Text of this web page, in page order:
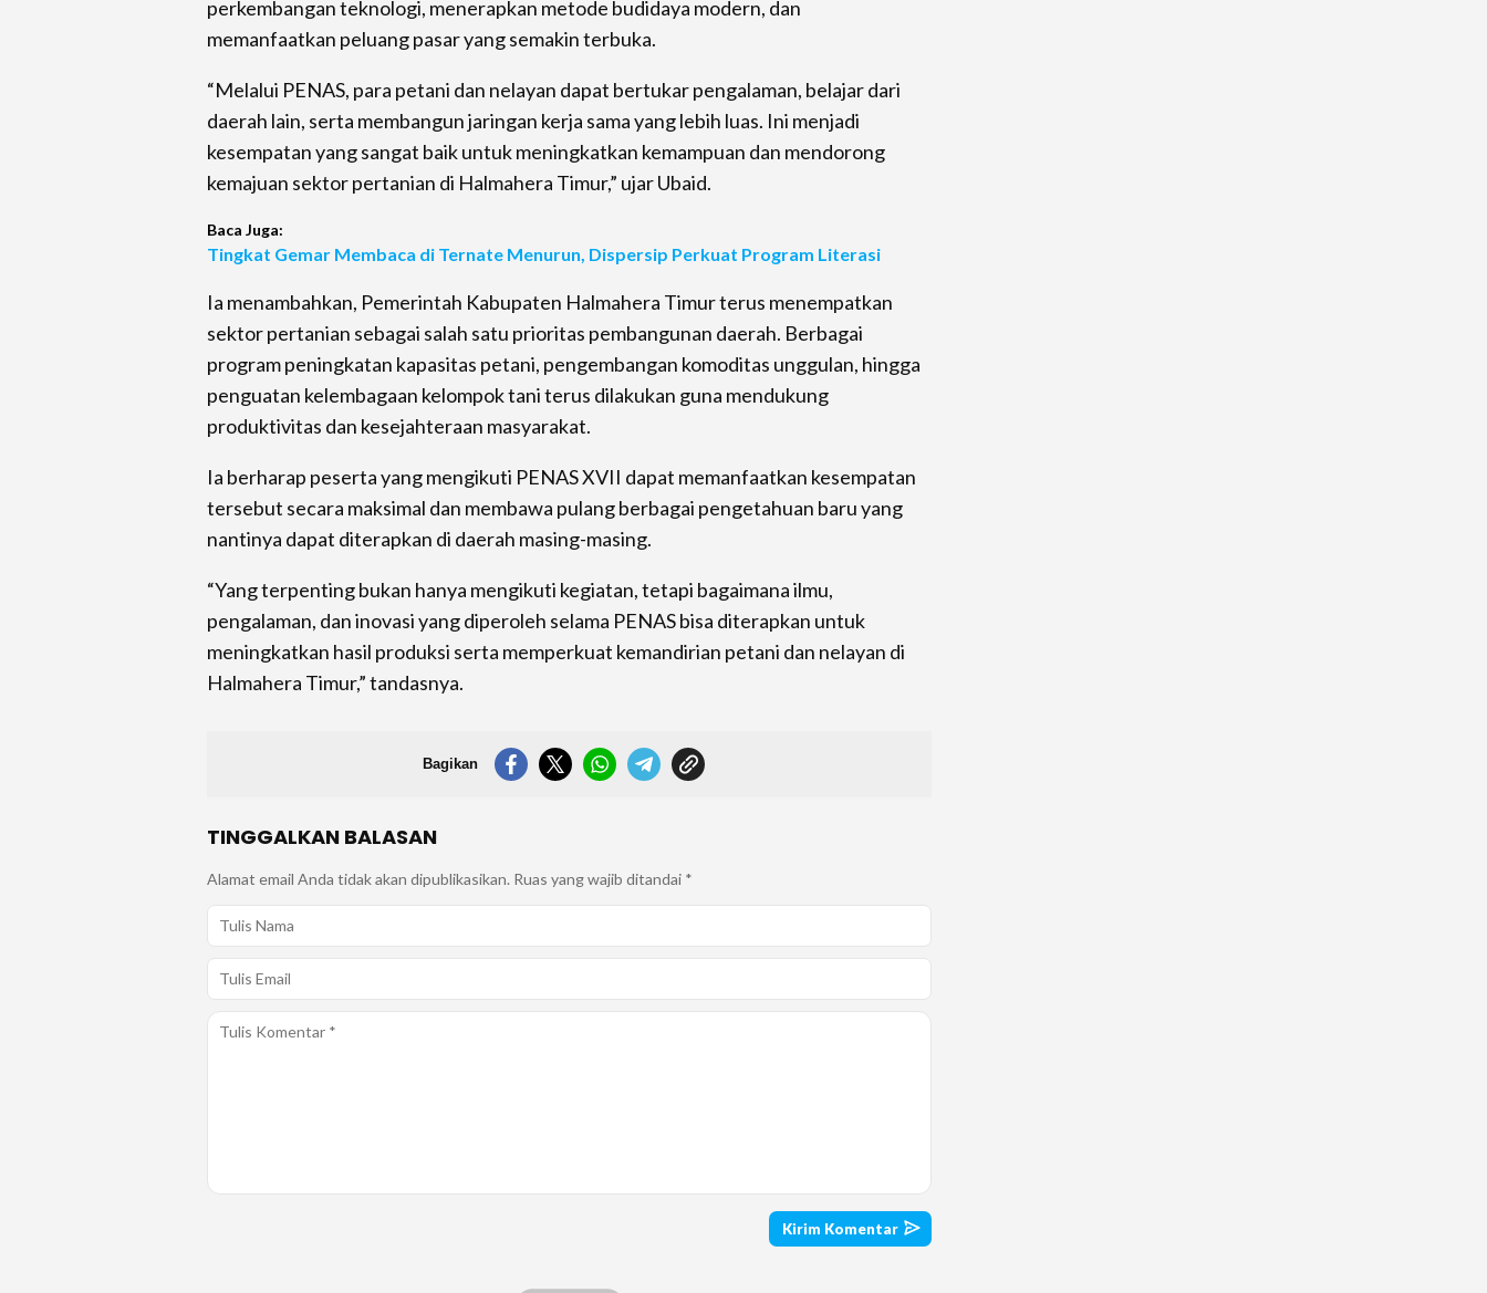
perkembangan teknologi, menerapkan metode budidaya modern, dan
memanfaatkan peluang pasar yang semakin terbuka.
“Melalui PENAS, para petani dan nelayan dapat bertukar pengalaman, belajar dari
daerah lain, serta membangun jaringan kerja sama yang lebih luas. Ini menjadi
kesempatan yang sangat baik untuk meningkatkan kemampuan dan mendorong
kemajuan sektor pertanian di Halmahera Timur,” ujar Ubaid.
Baca Juga:
Tingkat Gemar Membaca di Ternate Menurun, Dispersip Perkuat Program Literasi
Ia menambahkan, Pemerintah Kabupaten Halmahera Timur terus menempatkan
sektor pertanian sebagai salah satu prioritas pembangunan daerah. Berbagai
program peningkatan kapasitas petani, pengembangan komoditas unggulan, hingga
penguatan kelembagaan kelompok tani terus dilakukan guna mendukung
produktivitas dan kesejahteraan masyarakat.
Ia berharap peserta yang mengikuti PENAS XVII dapat memanfaatkan kesempatan
tersebut secara maksimal dan membawa pulang berbagai pengetahuan baru yang
nantinya dapat diterapkan di daerah masing-masing.
“Yang terpenting bukan hanya mengikuti kegiatan, tetapi bagaimana ilmu,
pengalaman, dan inovasi yang diperoleh selama PENAS bisa diterapkan untuk
meningkatkan hasil produksi serta memperkuat kemandirian petani dan nelayan di
Halmahera Timur,” tandasnya.
Bagikan
TINGGALKAN BALASAN
Alamat email Anda tidak akan dipublikasikan. Ruas yang wajib ditandai *